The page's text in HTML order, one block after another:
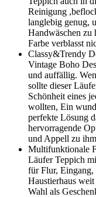
Reinigung
langlebig genug,
Handwäschen zu
Farbe verblasst
Classy&Trendy
Vintage Boho
und auffällig.
sollte dieser
Schönheit eines
wollten, Ein
perfekte Lösung
hervorragende
und Appell zu
Multifunktionale
Läufer Teppich
für Flur, Eingang,
Haustierhaus
Wahl als